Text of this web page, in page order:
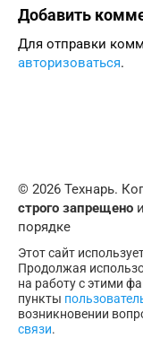
Добавить
Для отправки
авторизоваться.
© 2026 Технарь.
строго запрещено
порядке
Этот сайт
Продолжая
на работу с этими
пункты
возникновении
связи.